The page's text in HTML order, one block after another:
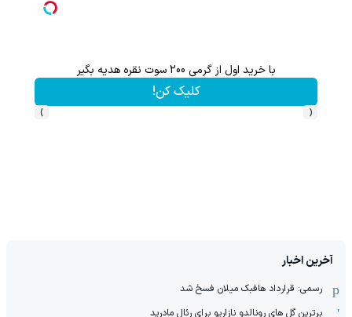
با خرید اول از گرمی 200 سوت نقره هدیه بگیر
کلیک کن!
‹
›
آخرین اخبار
رسمی: قرارداد هافبک میلان فسخ شد
برترین گل های رونالدو نازاریو برای رئال مادرید